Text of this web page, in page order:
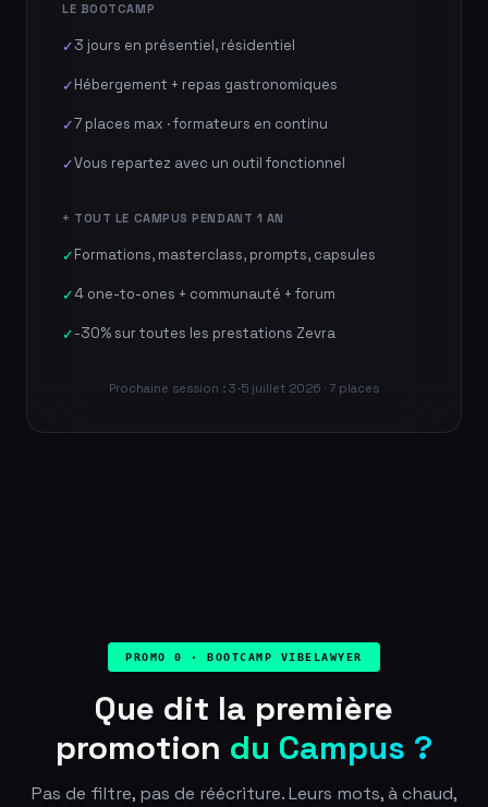
LE BOOTCAMP
✓3 jours en présentiel, résidentiel
✓Hébergement + repas gastronomiques
✓7 places max · formateurs en continu
✓Vous repartez avec un outil fonctionnel
+ TOUT LE CAMPUS PENDANT 1 AN
✓Formations, masterclass, prompts, capsules
✓4 one-to-ones + communauté + forum
✓-30% sur toutes les prestations Zevra
Prochaine session : 3-5 juillet 2026 · 7 places
PROMO 0 · BOOTCAMP VIBELAWYER
Que dit la première
promotion du Campus ?
Pas de filtre, pas de réécriture. Leurs mots, à chaud,